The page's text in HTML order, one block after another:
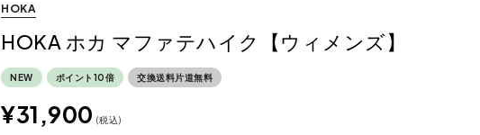
HOKA
HOKA ホカ マファテハイク【ウィメンズ】
NEW ポイント10倍 交換送料片道無料
¥31,900 税込